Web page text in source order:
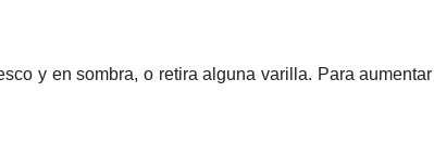
y en sombra, o retira alguna varilla. Para